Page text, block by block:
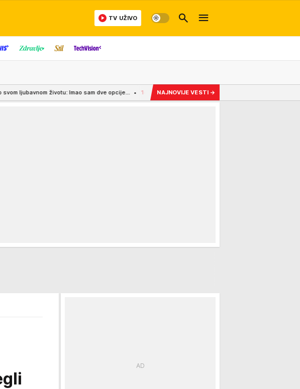
TV UŽIVO
Imao sam dve opcije... 14:47 Ucenjivali je golim fotkama, pa ih je sama objavila: Glumicu razapeli
NAJNOVIJE VESTI →